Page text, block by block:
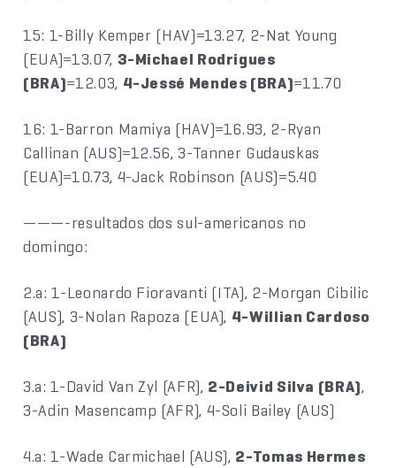
15: 1-Billy Kemper (HAV)=13.27, 2-Nat Young
(EUA)=13.07, 3-Michael Rodrigues
(BRA)=12.03, 4-Jessé Mendes (BRA)=11.70
16: 1-Barron Mamiya (HAV)=16.93, 2-Ryan
Callinan (AUS)=12.56, 3-Tanner Gudauskas
(EUA)=10.73, 4-Jack Robinson (AUS)=5.40
———-resultados dos sul-americanos no
domingo:
2.a: 1-Leonardo Fioravanti (ITA), 2-Morgan Cibilic
(AUS), 3-Nolan Rapoza (EUA), 4-Willian Cardoso
(BRA)
3.a: 1-David Van Zyl (AFR), 2-Deivid Silva (BRA),
3-Adin Masencamp (AFR), 4-Soli Bailey (AUS)
4.a: 1-Wade Carmichael (AUS), 2-Tomas Hermes